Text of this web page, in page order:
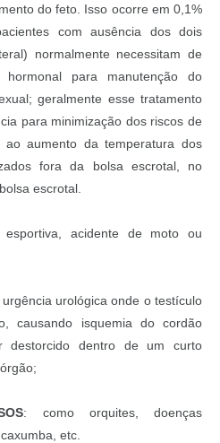
do feto. Isso ocorre em 0,1%
com ausência dos dois
normalmente necessitam de
hormonal para manutenção do
geralmente esse tratamento
para minimização dos riscos de
ao aumento da temperatura dos
fora da bolsa escrotal, no
escrotal.
esportiva, acidente de moto ou
urgência urológica onde o testículo
causando isquemia do cordão
destorcido dentro de um curto
: como orquites, doenças
etc.